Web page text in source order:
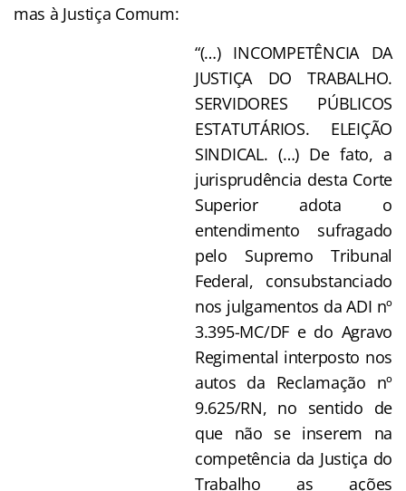
mas à Justiça Comum:
“(…) INCOMPETÊNCIA DA
JUSTIÇA DO TRABALHO.
SERVIDORES PÚBLICOS
ESTATUTÁRIOS. ELEIÇÃO
SINDICAL. (…) De fato, a
jurisprudência desta Corte
Superior adota o
entendimento sufragado
pelo Supremo Tribunal
Federal, consubstanciado
nos julgamentos da ADI nº
3.395-MC/DF e do Agravo
Regimental interposto nos
autos da Reclamação nº
9.625/RN, no sentido de
que não se inserem na
competência da Justiça do
Trabalho as ações